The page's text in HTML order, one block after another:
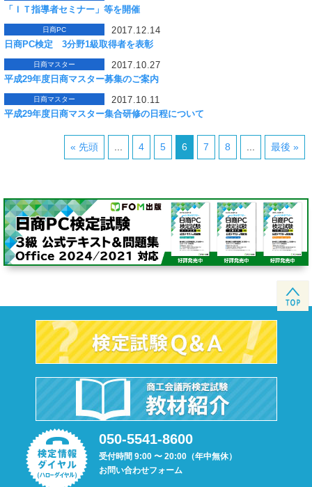
「ＩＴ指導者セミナー」等を開催
日商PC
2017.12.14
日商PC検定 3分野1級取得者を表彰
日商マスター
2017.10.27
平成29年度日商マスター募集のご案内
日商マスター
2017.10.11
平成29年度日商マスター集合研修の日程について
« 先頭 4 5 6 7 8 最後 »
050-5541-8600
受付時間 9:00 〜 20:00（年中無休）
お問い合わせフォーム